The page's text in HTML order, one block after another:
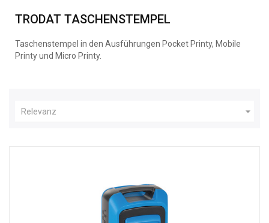
TRODAT TASCHENSTEMPEL
Taschenstempel in den Ausführungen Pocket Printy, Mobile
Printy und Micro Printy.
Relevanz 